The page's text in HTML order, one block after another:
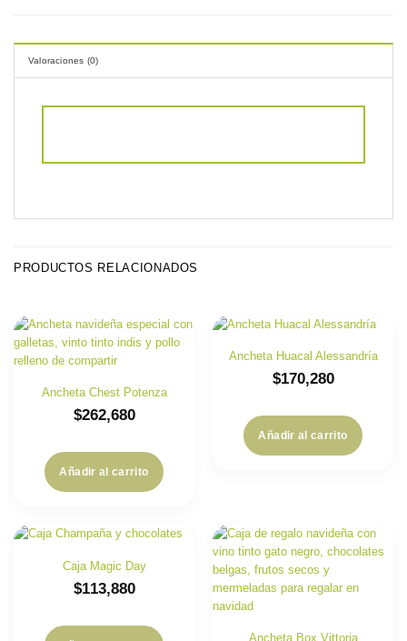
Valoraciones (0)
PRODUCTOS RELACIONADOS
Ancheta Chest Potenza
$262,680
Añadir al carrito
Ancheta Huacal Alessandría
$170,280
Añadir al carrito
Caja Magic Day
$113,880
Ancheta Box Vittoria